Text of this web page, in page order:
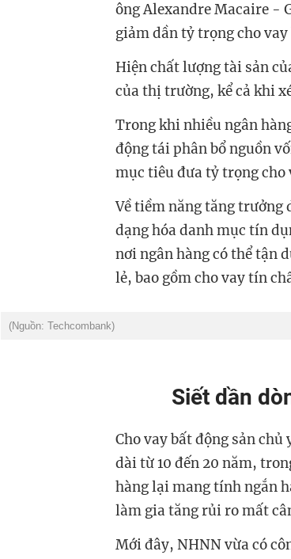
ông Alexandre Macaire -
giảm dần tỷ trọng cho
Hiện chất lượng tài sản
của thị trường, kể cả khi
Trong khi nhiều ngân
động tái phân bổ nguồn
mục tiêu đưa tỷ trọng cho
Về tiềm năng tăng trưởng
dạng hóa danh mục tín
nơi ngân hàng có thể tận
lẻ, bao gồm cho vay tín
(Nguồn: Techcombank)
Siết dần
Cho vay bất động sản
dài từ 10 đến 20 năm,
hàng lại mang tính ngắn
làm gia tăng rủi ro mất
Mới đây, NHNN vừa có